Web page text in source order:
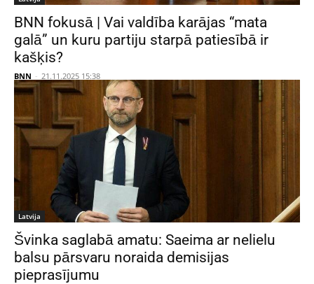
BNN fokusā | Vai valdība karājas “mata
galā” un kuru partiju starpā patiesībā ir
kašķis?
BNN - 21.11.2025 15:38
Latvija
Švinka saglabā amatu: Saeima ar nelielu
balsu pārsvaru noraida demisijas
pieprasījumu